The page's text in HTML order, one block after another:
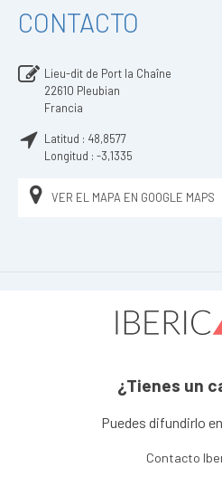
CONTACTO
Lieu-dit de Port la Chaîne
22610 Pleubian
Francia
Latitud : 48,8577
Longitud : -3,1335
VER EL MAPA EN GOOGLE MAPS
¿Tienes un
Puedes difundirlo
Contacto